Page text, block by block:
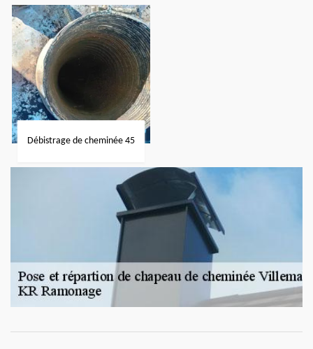
Débistrage de cheminée 45